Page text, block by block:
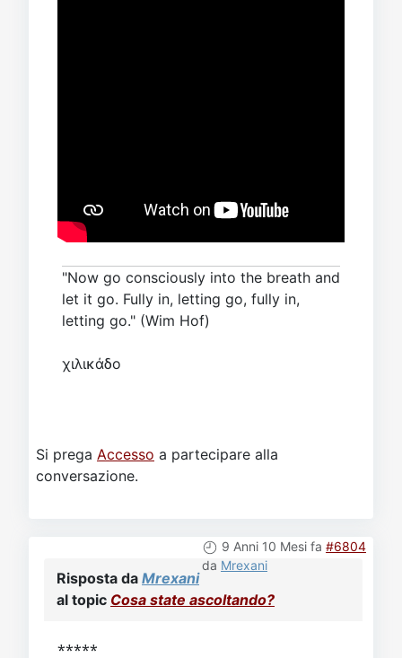
"Now go consciously into the breath and
let it go. Fully in, letting go, fully in,
letting go." (Wim Hof)
χιλικάδο
Si prega Accesso a partecipare alla
conversazione.
9 Anni 10 Mesi fa #6804
da Mrexani
Risposta da Mrexani
al topic Cosa state ascoltando?
*****